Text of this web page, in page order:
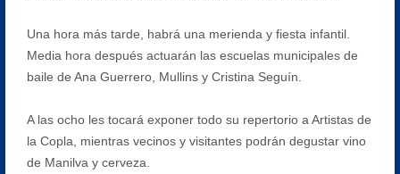
Una hora más tarde, habrá una merienda y fiesta infantil.
Media hora después actuarán las escuelas municipales de
baile de Ana Guerrero, Mullins y Cristina Seguín.
A las ocho les tocará exponer todo su repertorio a Artistas de
la Copla, mientras vecinos y visitantes podrán degustar vino
de Manilva y cerveza.